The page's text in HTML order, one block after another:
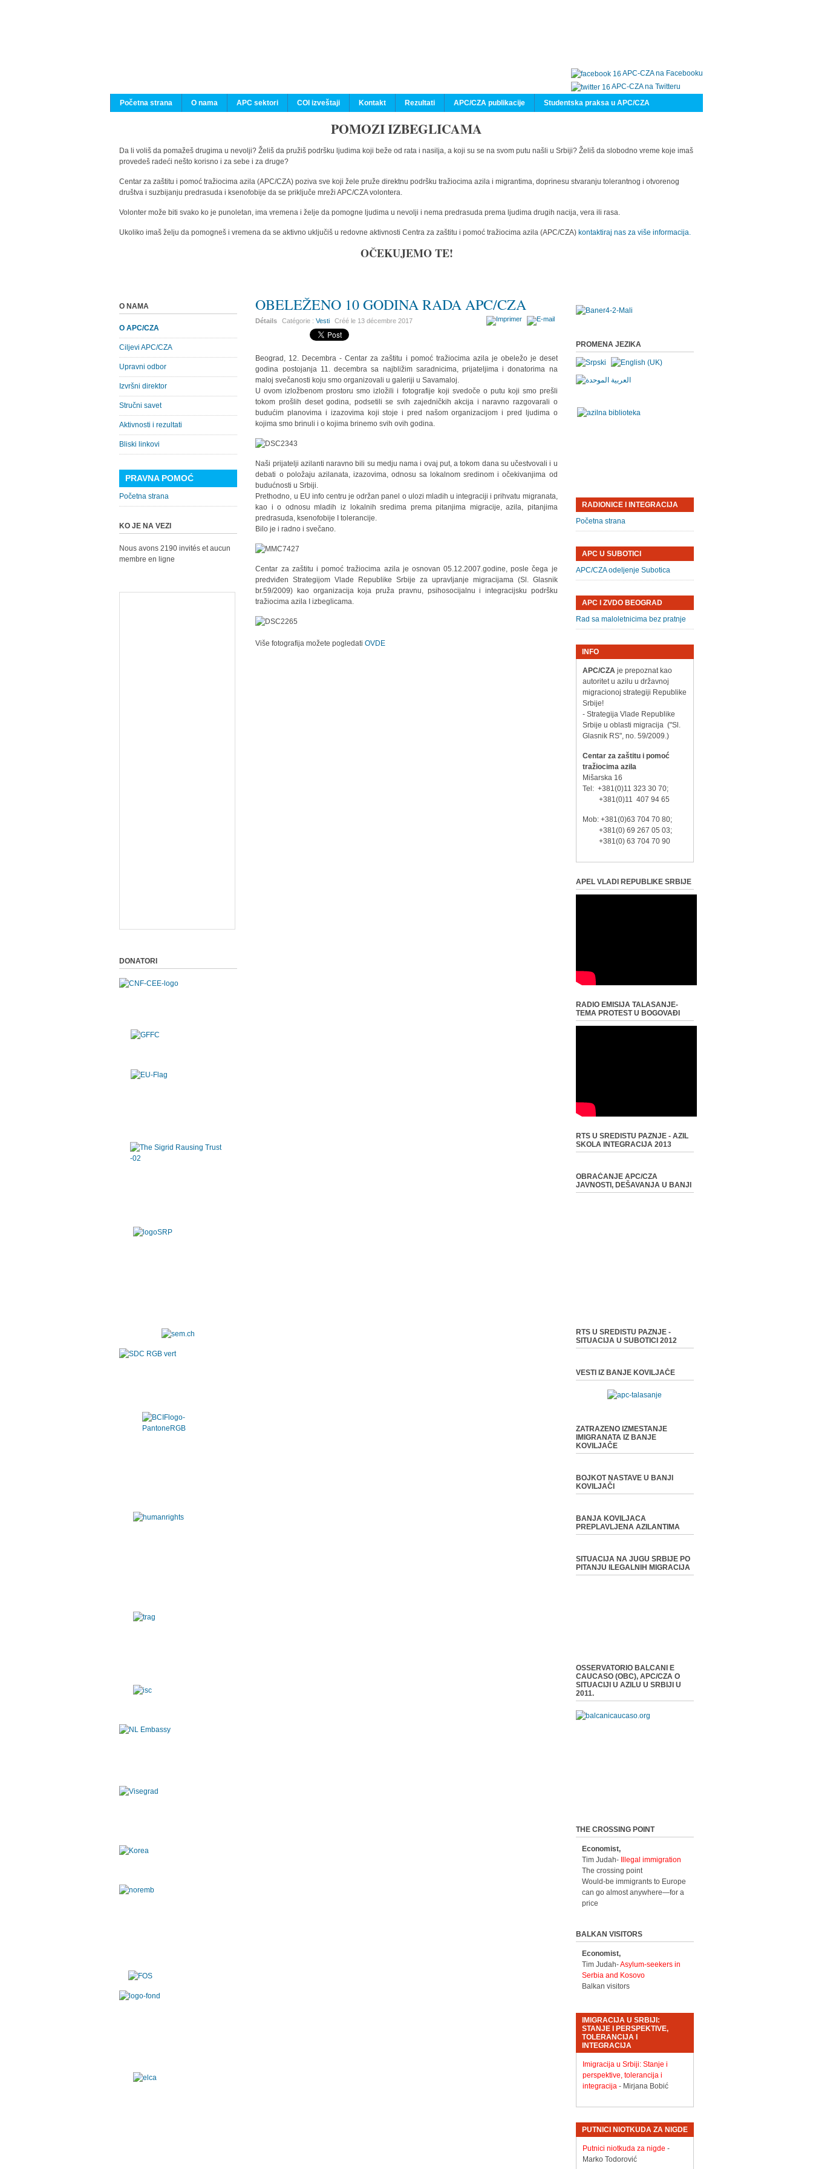
APC-CZA na Facebooku
APC-CZA na Twitteru
Početna strana
O nama APC sektori COI izveštaji Kontakt Rezultati APC/CZA publikacije Studentska praksa u APC/CZA
POMOZI IZBEGLICAMA
Da li voliš da pomažeš drugima u nevolji? Želiš da pružiš podršku ljudima koji beže od rata i nasilja, a koji su se na svom putu našli u Srbiji? Želiš da slobodno vreme koje imaš
provedeš radeći nešto korisno i za sebe i za druge?
Centar za zaštitu i pomoć tražiocima azila (APC/CZA) poziva sve koji žele pruže direktnu podršku tražiocima azila i migrantima, doprinesu stvaranju tolerantnog i otvorenog
društva i suzbijanju predrasuda i ksenofobije da se priključe mreži APC/CZA volontera.
Volonter može biti svako ko je punoletan, ima vremena i želje da pomogne ljudima u nevolji i nema predrasuda prema ljudima drugih nacija, vera ili rasa.
Ukoliko imaš želju da pomogneš i vremena da se aktivno uključiš u redovne aktivnosti Centra za zaštitu i pomoć tražiocima azila (APC/CZA) kontaktiraj nas za više informacija.
OČEKUJEMO TE!
OBELEŽENO 10 GODINA RADA APC/CZA
Détails Catégorie :Vesti Créé le 13 décembre 2017
Beograd, 12. Decembra - Centar za zaštitu i pomoć tražiocima azila je obeležo je deset
godina postojanja 11. decembra sa najbližim saradnicima, prijateljima i donatorima na
maloj svečanosti koju smo organizovali u galeriji u Savamaloj.
U ovom izložbenom prostoru smo izložili i fotografije koji svedoče o putu koji smo prešli
tokom prošlih deset godina, podsetili se svih zajedničkih akcija i naravno razgovarali o
budućim planovima i izazovima koji stoje i pred našom organizacijom i pred ljudima o
kojima smo brinuli i o kojima brinemo svih ovih godina.
Naši prijatelji azilanti naravno bili su medju nama i ovaj put, a tokom dana su učestvovali i u
debati o položaju azilanata, izazovima, odnosu sa lokalnom sredinom i očekivanjima od
budućnosti u Srbiji.
Prethodno, u EU info centru je održan panel o ulozi mladih u integraciji i prihvatu migranata,
kao i o odnosu mladih iz lokalnih sredima prema pitanjima migracije, azila, pitanjima
predrasuda, ksenofobije I tolerancije.
Bilo je i radno i svečano.
Centar za zaštitu i pomoć tražiocima azila je osnovan 05.12.2007.godine, posle čega je
predviđen Strategijom Vlade Republike Srbije za upravljanje migracijama (Sl. Glasnik
br.59/2009) kao organizacija koja pruža pravnu, psihosocijalnu i integracijsku podršku
tražiocima azila I izbeglicama.
Više fotografija možete pogledatiOVDE
O NAMA
O APC/CZA
Ciljevi APC/CZA
Upravni odbor
Izvršni direktor
Stručni savet
Aktivnosti i rezultati
Bliski linkovi
PRAVNA POMOĆ
Početna strana
KO JE NA VEZI
Nous avons 2190 invités et aucun
membre en ligne
DONATORI
PROMENA JEZIKA
RADIONICE I INTEGRACIJA
Početna strana
APC U SUBOTICI
APC/CZA odeljenje Subotica
APC I ZVDO BEOGRAD
Rad sa maloletnicima bez pratnje
INFO
APC/CZAje prepoznat kao
autoritet u azilu u državnoj
migracionoj strategiji Republike
Srbije!
- Strategija Vlade Republike
Srbije u oblasti migracija ("Sl.
Glasnik RS", no. 59/2009.)
Centar za zaštitu i pomoć
tražiocima azila
Mišarska 16
Tel: +381(0)11 323 30 70;
+381(0)11 407 94 65
Mob: +381(0)63 704 70 80;
+381(0) 69 267 05 03;
+381(0) 63 704 70 90
APEL VLADI REPUBLIKE SRBIJE
RADIO EMISIJA TALASANJE-
TEMA PROTEST U BOGOVAĐI
RTS U SREDISTU PAZNJE - AZIL
SKOLA INTEGRACIJA 2013
OBRAĆANJE APC/CZA
JAVNOSTI, DEŠAVANJA U BANJI
RTS U SREDISTU PAZNJE -
SITUACIJA U SUBOTICI 2012
VESTI IZ BANJE KOVILJAČE
ZATRAZENO IZMESTANJE
IMIGRANATA IZ BANJE
KOVILJAČE
BOJKOT NASTAVE U BANJI
KOVILJAČI
BANJA KOVILJACA
PREPLAVLJENA AZILANTIMA
SITUACIJA NA JUGU SRBIJE PO
PITANJU ILEGALNIH MIGRACIJA
OSSERVATORIO BALCANI E
CAUCASO (OBC), APC/CZA O
SITUACIJI U AZILU U SRBIJI U
2011.
THE CROSSING POINT
Economist,
Tim Judah-
Illegal immigration
The crossing point
Would-be immigrants to Europe
can go almost anywhere—for a
price
BALKAN VISITORS
Economist,
Tim Judah-Asylum-seekers in
Serbia and Kosovo
Balkan visitors
IMIGRACIJA U SRBIJI:
STANJE I PERSPEKTIVE,
TOLERANCIJA I
INTEGRACIJA
Imigracija u Srbiji: Stanje i
perspektive, tolerancija i
integracija- Mirjana Bobić
PUTNICI NIOTKUDA ZA NIGDE
Putnici niotkuda za nigde -
Marko Todorović